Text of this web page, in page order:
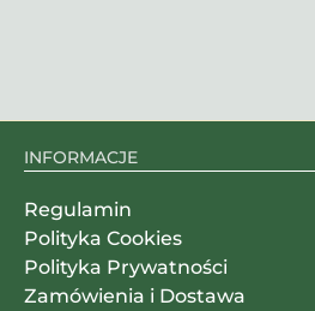
INFORMACJE
Regulamin
Polityka Cookies
Polityka Prywatności
Zamówienia i Dostawa